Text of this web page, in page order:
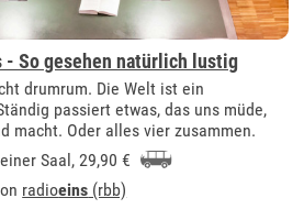
- So gesehen natürlich lustig
drumrum. Die Welt ist ein
passiert etwas, das uns müde,
macht. Oder alles vier zusammen.
Saal, 29,90 €
radioeins (rbb)